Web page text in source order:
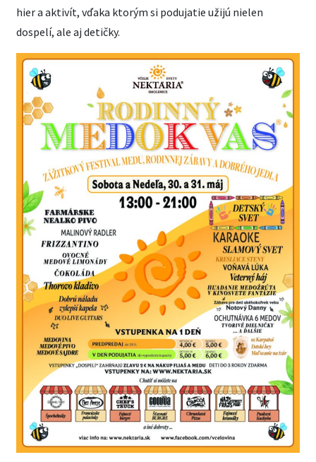
hier a aktivít, vďaka ktorým si podujatie užijú nielen
dospelí, ale aj detičky.